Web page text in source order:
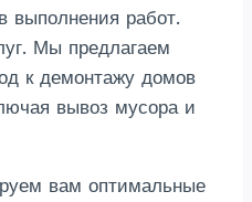
выполнения работ.
Мы предлагаем
к демонтажу домов
вывоз мусора и
вам оптимальные